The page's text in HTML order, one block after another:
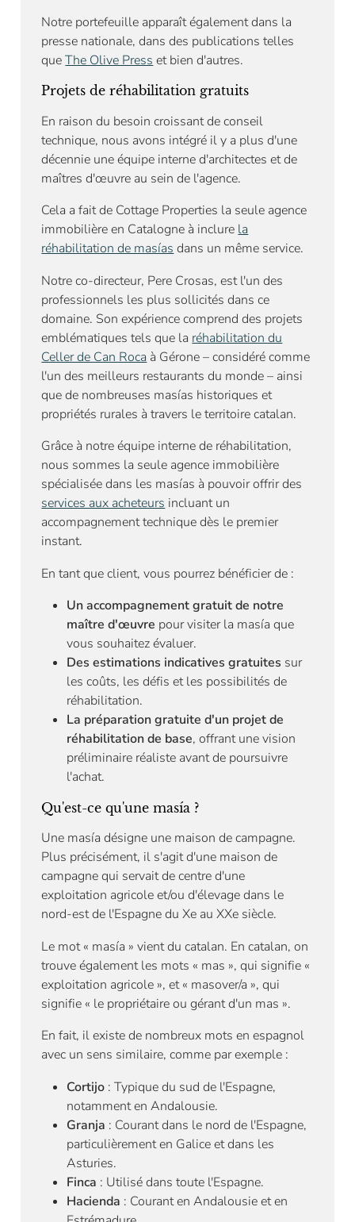
Notre portefeuille apparaît également dans la
presse nationale, dans des publications telles
queThe Olive Press et bien d'autres.
Projets de réhabilitation gratuits
En raison du besoin croissant de conseil
technique, nous avons intégré il y a plus d'une
décennie une équipe interne d'architectes et de
maîtres d'œuvre au sein de l'agence.
Cela a fait de Cottage Properties la seule agence
immobilière en Catalogne à inclure la
réhabilitation de masías dans un même service.
Notre co-directeur, Pere Crosas, est l'un des
professionnels les plus sollicités dans ce
domaine. Son expérience comprend des projets
emblématiques tels que la réhabilitation du
Celler de Can Roca à Gérone – considéré comme
l'un des meilleurs restaurants du monde – ainsi
que de nombreuses masías historiques et
propriétés rurales à travers le territoire catalan.
Grâce à notre équipe interne de réhabilitation,
nous sommes la seule agence immobilière
spécialisée dans les masías à pouvoir offrir des
services aux acheteurs incluant un
accompagnement technique dès le premier
instant.
En tant que client, vous pourrez bénéficier de :
Un accompagnement gratuit de notre
maître d'œuvre pour visiter la masía que
vous souhaitez évaluer.
Des estimations indicatives gratuites sur
les coûts, les défis et les possibilités de
réhabilitation.
La préparation gratuite d'un projet de
réhabilitation de base, offrant une vision
préliminaire réaliste avant de poursuivre
l'achat.
Qu'est-ce qu'une masía ?
Une masía désigne une maison de campagne.
Plus précisément, il s'agit d'une maison de
campagne qui servait de centre d'une
exploitation agricole et/ou d'élevage dans le
nord-est de l'Espagne du Xe au XXe siècle.
Le mot « masía » vient du catalan. En catalan, on
trouve également les mots « mas », qui signifie «
exploitation agricole », et « masover/a », qui
signifie « le propriétaire ou gérant d'un mas ».
En fait, il existe de nombreux mots en espagnol
avec un sens similaire, comme par exemple :
Cortijo : Typique du sud de l'Espagne,
notamment en Andalousie.
Granja : Courant dans le nord de l'Espagne,
particulièrement en Galice et dans les
Asturies.
Finca : Utilisé dans toute l'Espagne.
Hacienda : Courant en Andalousie et en